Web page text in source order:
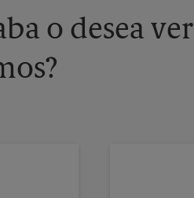
o desea ver